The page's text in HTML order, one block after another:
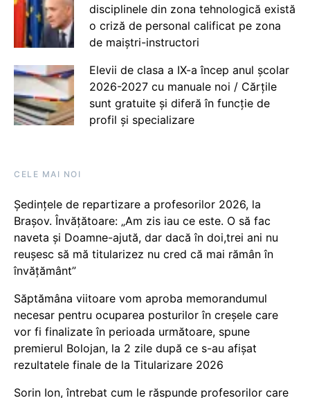
disciplinele din zona tehnologică există
o criză de personal calificat pe zona
de maiștri-instructori
Elevii de clasa a IX-a încep anul școlar
2026-2027 cu manuale noi / Cărțile
sunt gratuite și diferă în funcție de
profil și specializare
CELE MAI NOI
Ședințele de repartizare a profesorilor 2026, la
Brașov. Învățătoare: „Am zis iau ce este. O să fac
naveta și Doamne-ajută, dar dacă în doi,trei ani nu
reușesc să mă titularizez nu cred că mai rămân în
învățământ”
Săptămâna viitoare vom aproba memorandumul
necesar pentru ocuparea posturilor în creșele care
vor fi finalizate în perioada următoare, spune
premierul Bolojan, la 2 zile după ce s-au afișat
rezultatele finale de la Titularizare 2026
Sorin Ion, întrebat cum le răspunde profesorilor care